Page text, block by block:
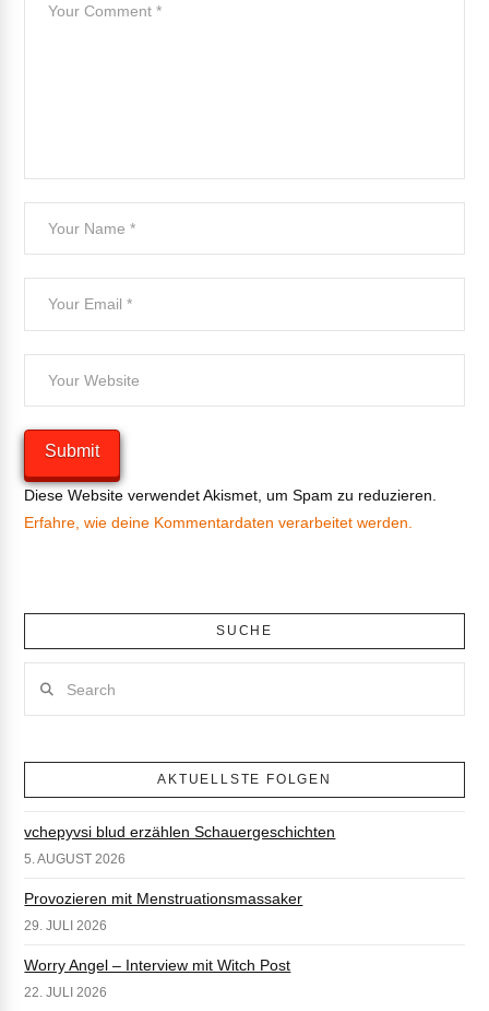
Diese Website verwendet Akismet, um Spam zu reduzieren.
Erfahre, wie deine Kommentardaten verarbeitet werden.
SUCHE
AKTUELLSTE FOLGEN
vchepyvsi blud erzählen Schauergeschichten
5. AUGUST 2026
Provozieren mit Menstruationsmassaker
29. JULI 2026
Worry Angel – Interview mit Witch Post
22. JULI 2026